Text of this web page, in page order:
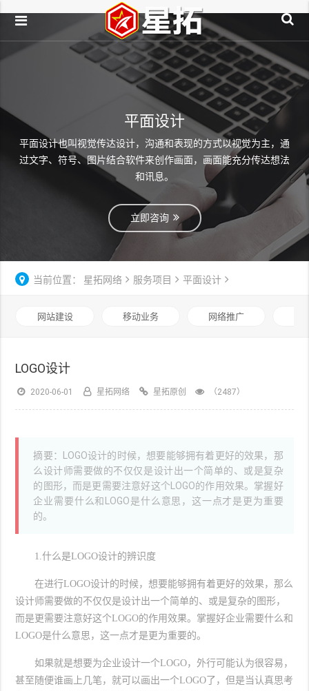
平面设计
平面设计也叫视觉传达设计，沟通和表现的方式以视觉为主，通
过文字、符号、图片结合软件来创作画面，画面能充分传达想法
和讯息。
立即咨询
当前位置： 星拓网络 服务项目 平面设计
网站建设 移动业务 网络推广
LOGO设计
2020-06-01 星拓网络 星拓原创 （2487）
摘要：LOGO设计的时候，想要能够拥有着更好的效果，那
么设计师需要做的不仅仅是设计出一个简单的、或是复杂
的图形，而是更需要注意好这个LOGO的作用效果。掌握好
企业需要什么和LOGO是什么意思，这一点才是更为重要
的。
1.什么是LOGO设计的辨识度
在进行LOGO设计的时候，想要能够拥有着更好的效果，那么
设计师需要做的不仅仅是设计出一个简单的、或是复杂的图形，
而是更需要注意好这个LOGO的作用效果。掌握好企业需要什么和
LOGO是什么意思，这一点才是更为重要的。
如果就是想要为企业设计一个LOGO，外行可能认为很容易，
甚至随便谁画上几笔，就可以画出一个LOGO了，但是当认真思考